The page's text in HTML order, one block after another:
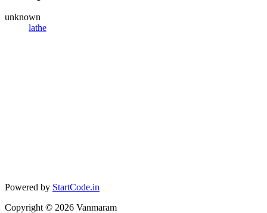
unknown
lathe
Powered by StartCode.in
Copyright © 2026 Vanmaram